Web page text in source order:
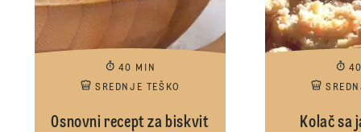
40 MIN
SREDNJE TEŠKO
Osnovni recept za biskvit
Kolač sa